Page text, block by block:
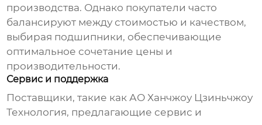
производства. Однако покупатели часто
балансируют между стоимостью и качеством,
выбирая подшипники, обеспечивающие
оптимальное сочетание цены и
производительности.
Сервис и поддержка
Поставщики, такие как АО Ханчжоу Цзиньчжоу
Технология, предлагающие сервис и